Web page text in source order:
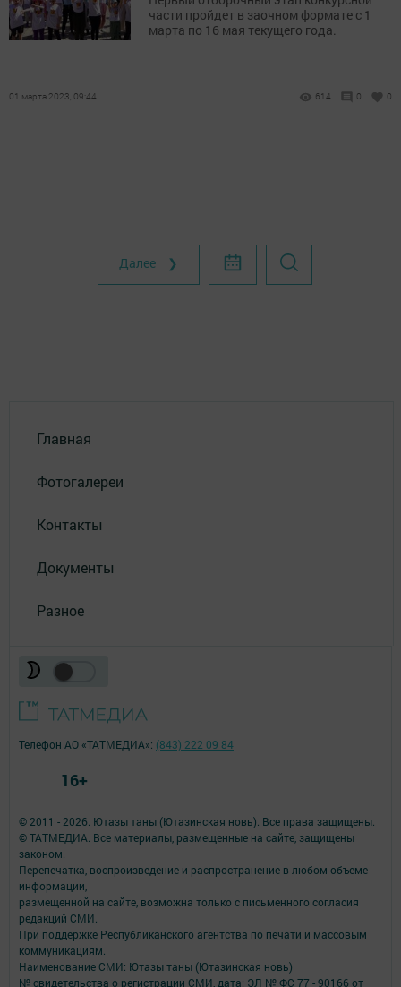
части пройдет в заочном формате с 1
марта по 16 мая текущего года.
01 марта 2023, 09:44 614 0 0
Далее ❯
Главная
Фотогалереи
Контакты
Документы
Разное
© 2011 - 2026. Ютазы таны (Ютазинская новь). Все права защищены.
© ТАТМЕДИА. Все материалы, размещенные на сайте, защищены
законом.
Перепечатка, воспроизведение и распространение в любом объеме
информации,
размещенной на сайте, возможна только с письменного согласия
редакций СМИ.
При поддержке Республиканского агентства по печати и массовым
коммуникациям.
Наименование СМИ: Ютазы таны (Ютазинская новь)
№ свидетельства о регистрации СМИ, дата: ЭЛ № ФС 77 - 90166 от
Телефон АО «ТАТМЕДИА»: (843) 222 09 84
16+